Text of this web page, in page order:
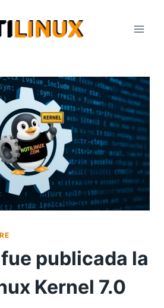
publicada la
Kernel 7.0